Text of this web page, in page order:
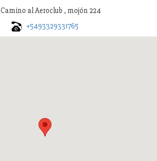
Camino al Aeroclub , mojón 224
+5493329331765